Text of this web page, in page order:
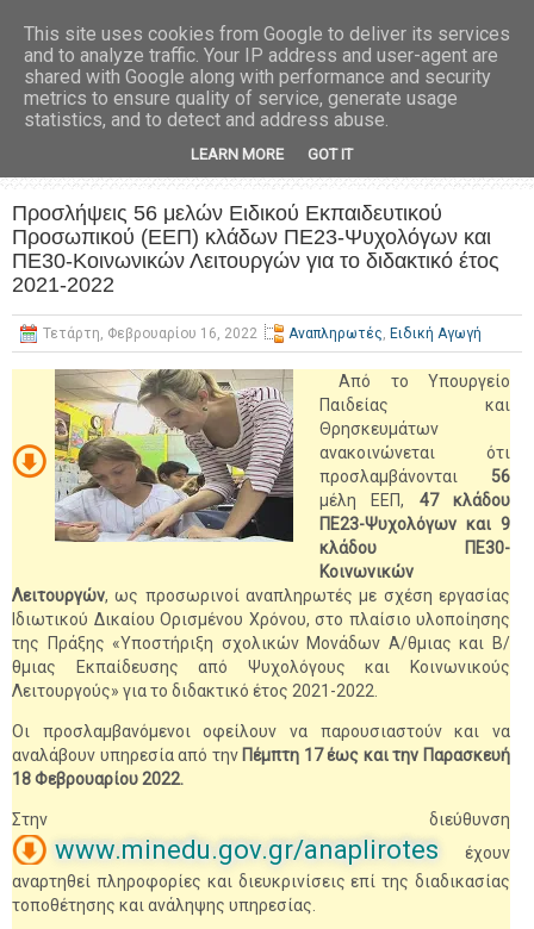
Προσλήψεις 56 μελών Ειδικού Εκπαιδευτικού
Προσωπικού (ΕΕΠ) κλάδων ΠΕ23-Ψυχολόγων και
ΠΕ30-Κοινωνικών Λειτουργών για το διδακτικό έτος
2021-2022
Τετάρτη, Φεβρουαρίου 16, 2022 Αναπληρωτές, Ειδική Αγωγή
Από το Υπουργείο
Παιδείας και
Θρησκευμάτων
ανακοινώνεται ότι
προσλαμβάνονται 56
μέλη ΕΕΠ, 47 κλάδου
ΠΕ23-Ψυχολόγων και 9
κλάδου ΠΕ30-
Κοινωνικών
Λειτουργών, ως προσωρινοί αναπληρωτές με σχέση εργασίας
Ιδιωτικού Δικαίου Ορισμένου Χρόνου, στο πλαίσιο υλοποίησης
της Πράξης «Υποστήριξη σχολικών Μονάδων Α/θμιας και Β/
θμιας Εκπαίδευσης από Ψυχολόγους και Κοινωνικούς
Λειτουργούς» για το διδακτικό έτος 2021-2022.
Οι προσλαμβανόμενοι οφείλουν να παρουσιαστούν και να
αναλάβουν υπηρεσία από την Πέμπτη 17 έως και την Παρασκευή
18 Φεβρουαρίου 2022.
Στην διεύθυνση
www.minedu.gov.gr/anaplirotes
έχουν
αναρτηθεί πληροφορίες και διευκρινίσεις επί της διαδικασίας
τοποθέτησης και ανάληψης υπηρεσίας.
This site uses cookies from Google to deliver its services
and to analyze traffic. Your IP address and user-agent are
shared with Google along with performance and security
metrics to ensure quality of service, generate usage
statistics, and to detect and address abuse.
LEARN MORE GOT IT